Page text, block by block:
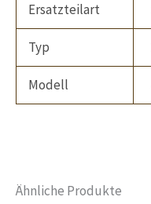
Ersatzteilart
Typ
Modell
Ähnliche Produkte